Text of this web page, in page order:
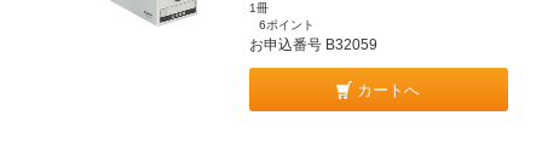
1冊
6ポイント
お申込番号 B32059
カートへ